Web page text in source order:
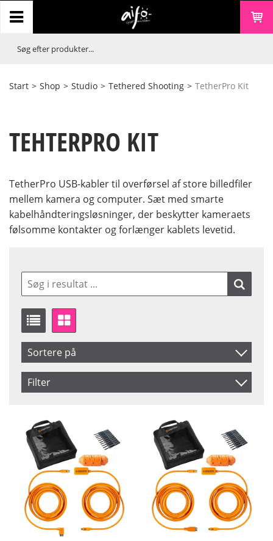
Start > Shop > Studio > Tethered Shooting > TetherPro Kit
TEHTERPRO KIT
TetherPro USB-kabler til overførsel af store billedfiler
mellem kamera og computer. Sæt med smarte
kabelhåndteringsløsninger, der beskytter kameraets
følsomme kontakter og forlænger kablets levetid.
Sortere på
Produkt Nr.
Inkl. Moms
Filter
Pris
USB 3.0 På lager
To
Micro-B
USB-C
3.0 Micro-B